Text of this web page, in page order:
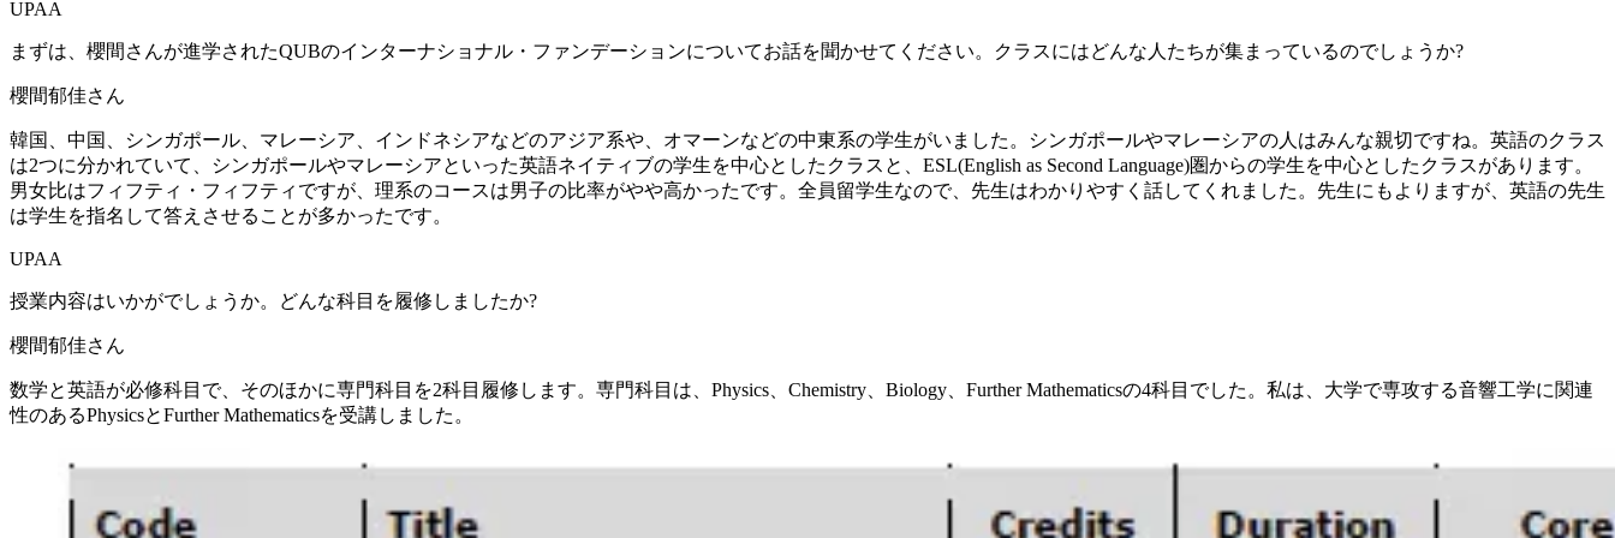
UPAA
まずは、櫻間さんが進学されたQUBのインターナショナル・ファンデーションについてお話を聞かせてください。クラスにはどんな人たちが集まっているのでしょうか?
櫻間郁佳さん
韓国、中国、シンガポール、マレーシア、インドネシアなどのアジア系や、オマーンなどの中東系の学生がいました。シンガポールやマレーシアの人はみんな親切ですね。英語のクラス
は2つに分かれていて、シンガポールやマレーシアといった英語ネイティブの学生を中心としたクラスと、ESL(English as Second Language)圏からの学生を中心としたクラスがあります。
男女比はフィフティ・フィフティですが、理系のコースは男子の比率がやや高かったです。全員留学生なので、先生はわかりやすく話してくれました。先生にもよりますが、英語の先生
は学生を指名して答えさせることが多かったです。
UPAA
授業内容はいかがでしょうか。どんな科目を履修しましたか?
櫻間郁佳さん
数学と英語が必修科目で、そのほかに専門科目を2科目履修します。専門科目は、Physics、Chemistry、Biology、Further Mathematicsの4科目でした。私は、大学で専攻する音響工学に関連
性のあるPhysicsとFurther Mathematicsを受講しました。